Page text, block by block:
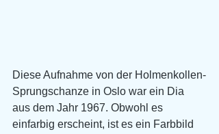
Diese Aufnahme von der Holmenkollen-
Sprungschanze in Oslo war ein Dia
aus dem Jahr 1967. Obwohl es
einfarbig erscheint, ist es ein Farbbild